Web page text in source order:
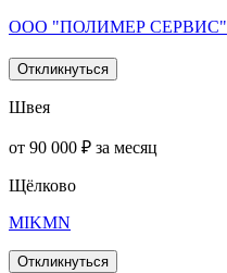
ООО "ПОЛИМЕР СЕРВИС"
Откликнуться
Швея
от 90 000 ₽ за месяц
Щёлково
MIKMN
Откликнуться